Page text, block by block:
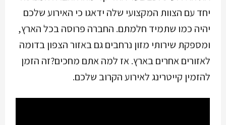
יחד עם הצוות המקצועי שלה ידאגו כי האירוע שלכם
יהיה כמו שתמיד חלמתם. החברה פרוסה בכל הארץ,
ומספקת שירותי מזון נרחבים גם באזור הצפון בדומה
לאזורים אחרים בארץ. אז למה אתם מחכים?זה הזמן
להזמין קייטרינג לאירוע הקרוב שלכם.